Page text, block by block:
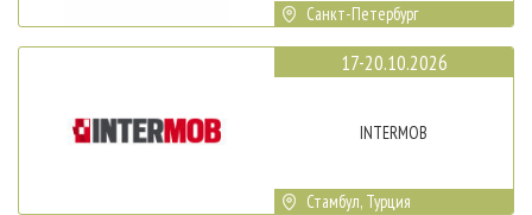
Санкт-Петербург
17-20.10.2026
INTERMOB
Стамбул, Турция